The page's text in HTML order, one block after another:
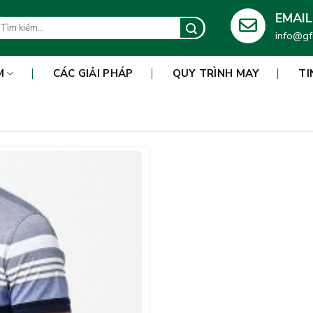
EMAIL
CÁC GIẢI PHÁP QUY TRÌNH MAY